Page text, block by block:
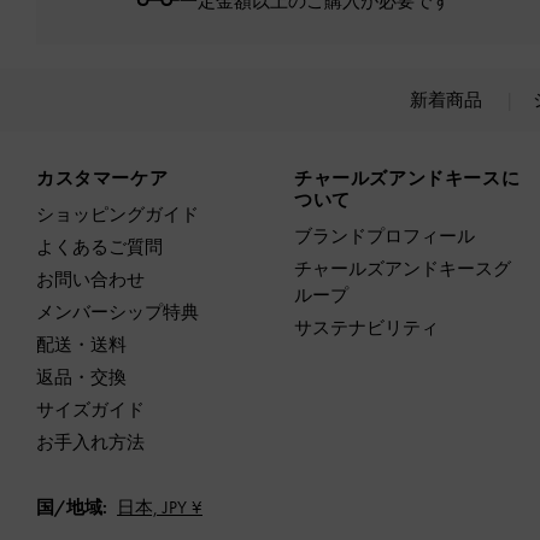
新着商品
カスタマーケア
ショッピングガイド
よくあるご質問
お問い合わせ
メンバーシップ特典
配送・送料
返品・交換
サイズガイド
お手入れ方法
チャールズアンドキースに
ついて
ブランドプロフィール
チャールズアンドキースグ
ループ
サステナビリティ
国/地域: 日本, JPY ¥